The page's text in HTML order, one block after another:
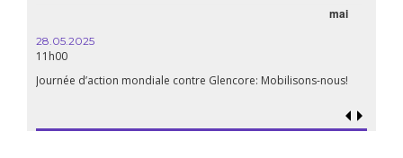
mai
28.05.2025
11h00
Journée d’action mondiale contre Glencore: Mobilisons-nous!